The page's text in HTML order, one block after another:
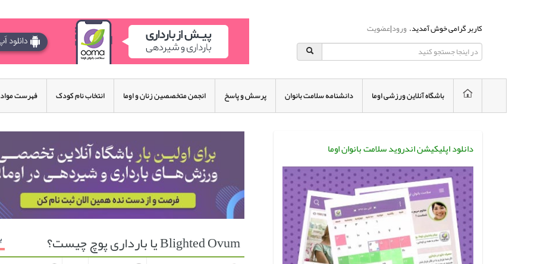
کاربر گرامی خوش آمدید.ورود|عضویت
باشگاه آنلاین ورزشی اوما دانشنامه سلامت بانوان پرسش و پاسخ انجمن متخصصین زنان و اوما انتخاب نام کودک فهرست
Blighted Ovum یا بارداری پوچ چیست؟
دانلود اپلیکیشن اندروید سلامت بانوان اوما